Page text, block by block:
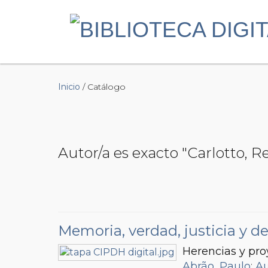
Inicio / Catálogo
Autor/a es exacto "Carlotto,
Memoria, verdad, justicia y
Herencias y